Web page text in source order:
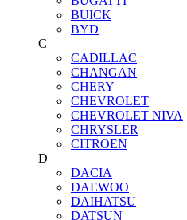
BUICK
BYD
C
CADILLAC
CHANGAN
CHERY
CHEVROLET
CHEVROLET NIVA
CHRYSLER
CITROEN
D
DACIA
DAEWOO
DAIHATSU
DATSUN